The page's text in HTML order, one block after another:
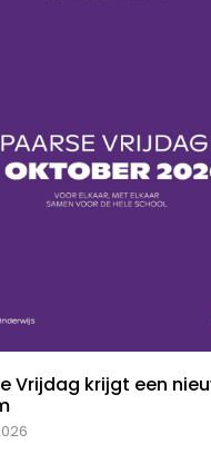
Vrijdag krijgt een